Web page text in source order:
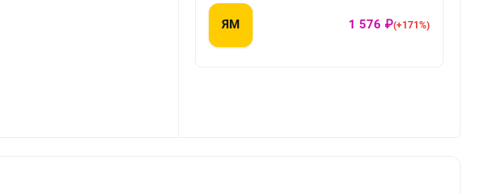
ЯМ 1 576 ₽(+171%)